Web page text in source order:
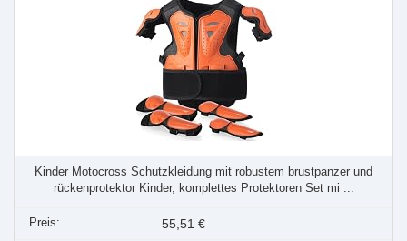
Kinder Motocross Schutzkleidung mit robustem brustpanzer und
rückenprotektor Kinder, komplettes Protektoren Set mi ...
55,51 €